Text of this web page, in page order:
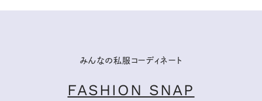
みんなの私服コーディネート
FASHION SNAP